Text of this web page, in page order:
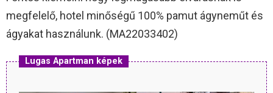
megfelelő, hotel minőségű 100% pamut ágyneműt és
ágyakat használunk. (MA22033402)
Lugas Apartman képek